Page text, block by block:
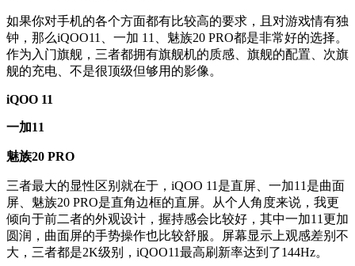
如果你对手机的各个方面都有比较高的要求，且对游戏情有独
钟，那么iQOO11、一加 11、魅族20 PRO都是非常好的选择。
作为入门旗舰，三者都拥有旗舰机的质感、旗舰的配置、次旗
舰的充电、不是很顶级但够用的影像。
iQOO 11
一加11
魅族20 PRO
三者最大的显性区别就在于，iQOO 11是直屏、一加11是曲面
屏、魅族20 PRO是直角边框的直屏。从个人角度来说，我更
倾向于前二者的外观设计，握持感会比较好，其中一加11更加
圆润，曲面屏的手势操作也比较舒服。屏幕显示上观感差别不
大，三者都是2K级别，iQOO11最高刷新率达到了144Hz。